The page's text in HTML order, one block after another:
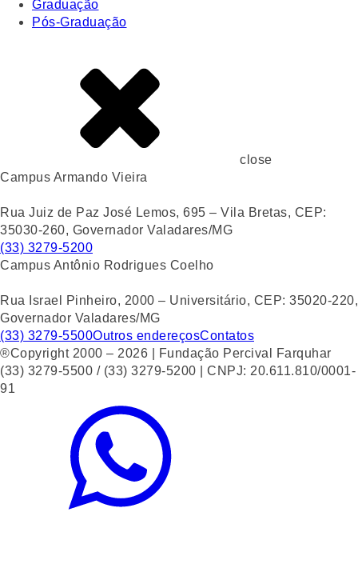
Graduação
Pós-Graduação
close
Campus Armando Vieira
Rua Juiz de Paz José Lemos, 695 – Vila Bretas, CEP:
35030-260, Governador Valadares/MG
(33) 3279-5200
Campus Antônio Rodrigues Coelho
Rua Israel Pinheiro, 2000 – Universitário, CEP: 35020-220,
Governador Valadares/MG
(33) 3279-5500Outros endereçosContatos
®Copyright 2000 – 2026 | Fundação Percival Farquhar
(33) 3279-5500 / (33) 3279-5200 | CNPJ: 20.611.810/0001-
91